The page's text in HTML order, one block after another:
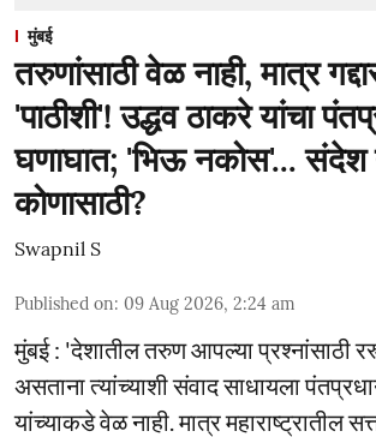
मुंबई
तरुणांसाठी वेळ नाही, मात्र
'पाठीशी'! उद्धव ठाकरे यांचा
घणाघात; 'भिऊ नकोस'... संदेश
कोणासाठी?
Swapnil S
Published on: 09 Aug 2026, 2:24 am
मुंबई : 'देशातील तरुण आपल्या प्रश्नांसाठी
असताना त्यांच्याशी संवाद साधायला
यांच्याकडे वेळ नाही. मात्र महाराष्ट्रातील